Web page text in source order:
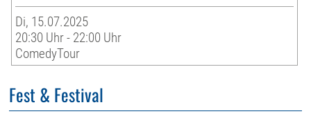
Di, 15.07.2025
20:30 Uhr - 22:00 Uhr
ComedyTour
Fest & Festival